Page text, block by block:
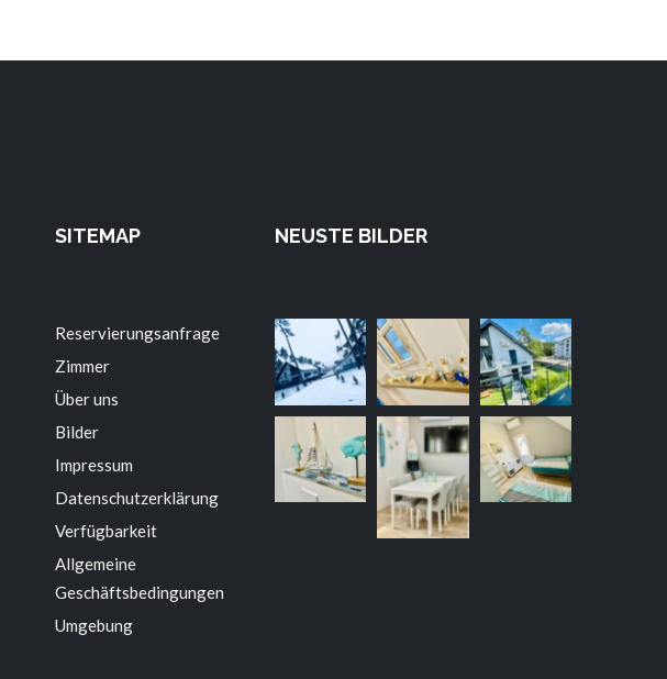
SITEMAP
Reservierungsanfrage
Zimmer
Über uns
Bilder
Impressum
Datenschutzerklärung
Verfügbarkeit
Allgemeine
Geschäftsbedingungen
Umgebung
NEUSTE BILDER